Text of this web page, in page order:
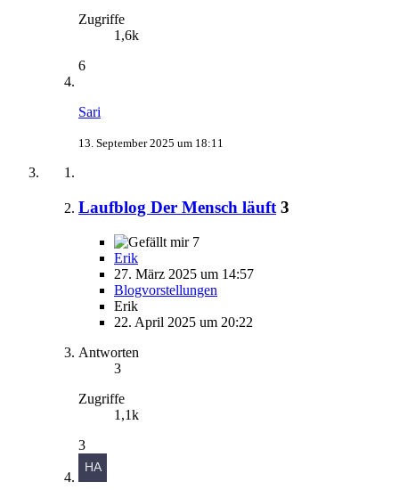
Zugriffe
1,6k
6
Sari
13. September 2025 um 18:11
Laufblog Der Mensch läuft 3
7
Erik
27. März 2025 um 14:57
Blogvorstellungen
Erik
22. April 2025 um 20:22
Antworten
3
Zugriffe
1,1k
3